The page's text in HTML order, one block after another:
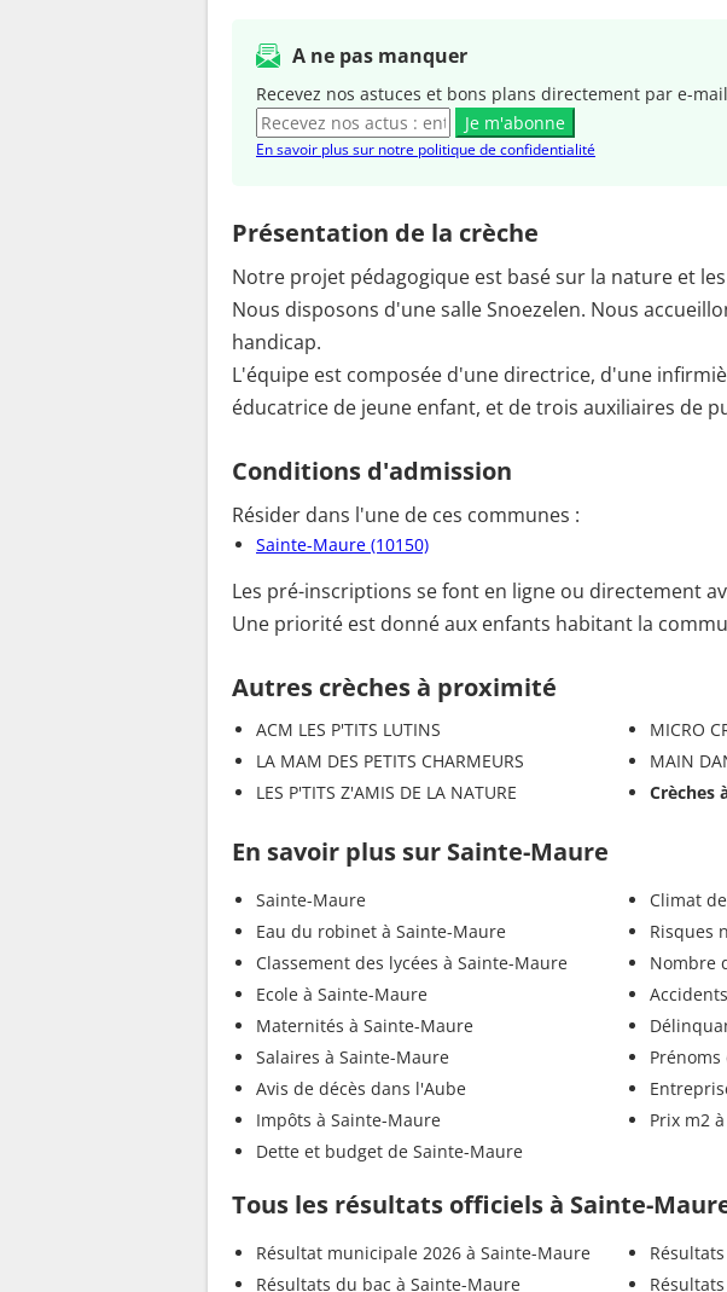
A ne pas manquer
Recevez nos astuces et bons plans directement par e-
Je m'abonne
En savoir plus sur notre politique de confidentialité
Présentation de la crèche
Notre projet pédagogique est basé sur la nature et
Nous disposons d'une salle Snoezelen. Nous
handicap.
L'équipe est composée d'une directrice, d'une
éducatrice de jeune enfant, et de trois auxiliaires de
Conditions d'admission
Résider dans l'une de ces communes :
Sainte-Maure (10150)
Les pré-inscriptions se font en ligne ou directement
Une priorité est donné aux enfants habitant la
Autres crèches à proximité
ACM LES P'TITS LUTINS
LA MAM DES PETITS CHARMEURS
LES P'TITS Z'AMIS DE LA NATURE
MICRO
MAIN
Crèches
En savoir plus sur Sainte-Maure
Sainte-Maure
Eau du robinet à Sainte-Maure
Classement des lycées à Sainte-Maure
Ecole à Sainte-Maure
Maternités à Sainte-Maure
Salaires à Sainte-Maure
Avis de décès dans l'Aube
Impôts à Sainte-Maure
Dette et budget de Sainte-Maure
Climat
Risques
Nombre
Prix m2
Tous les résultats officiels à Sainte-
Résultat municipale 2026 à Sainte-Maure
Résultats du bac à Sainte-Maure